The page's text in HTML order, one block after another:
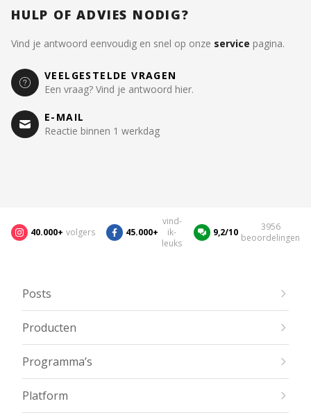
HULP OF ADVIES NODIG?
Vind je antwoord eenvoudig en snel op onze service pagina.
VEELGESTELDE VRAGEN
Een vraag? Vind je antwoord hier.
E-MAIL
Reactie binnen 1 werkdag
40.000+ volgers 45.000+
vind-
ik-
leuks
9,2/10
3956
beoordelingen
Posts
Producten
Programma’s
Platform